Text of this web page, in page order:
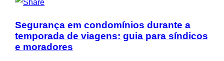
Segurança em condomínios durante a
temporada de viagens: guia para síndicos
e moradores